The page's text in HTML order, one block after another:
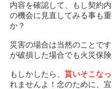
内容を確認して、もし契約
の機会に見直してみる事も
か？
災害の場合は当然のことで
が破損した場合でも火災保険
もしかしたら、 貰いそこな
れませんよ！念のために、